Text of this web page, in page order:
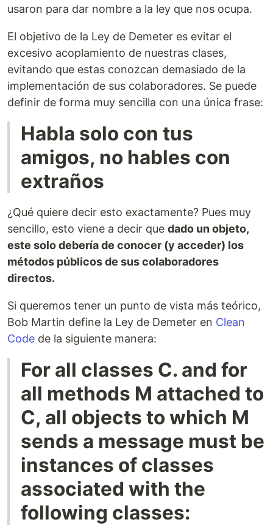
usaron para dar nombre a la ley que nos ocupa.
El objetivo de la Ley de Demeter es evitar el
excesivo acoplamiento de nuestras clases,
evitando que estas conozcan demasiado de la
implementación de sus colaboradores. Se puede
definir de forma muy sencilla con una única frase:
Habla solo con tus
amigos, no hables con
extraños
¿Qué quiere decir esto exactamente? Pues muy
sencillo, esto viene a decir que dado un objeto,
este solo debería de conocer (y acceder) los
métodos públicos de sus colaboradores
directos.
Si queremos tener un punto de vista más teórico,
Bob Martin define la Ley de Demeter en Clean
Code de la siguiente manera:
For all classes C. and for
all methods M attached to
C, all objects to which M
sends a message must be
instances of classes
associated with the
following classes: